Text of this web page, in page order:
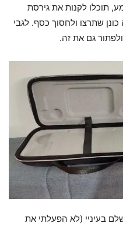
תוכלו לקנות את גירסת
כונן שתרצו ולחסוך כסף. לגבי
גם את זה.
בעיניי (לא הפעלתי את